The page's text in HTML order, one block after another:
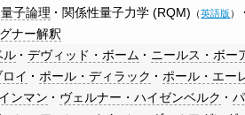
量子論理 関係性量子力学 (RQM) （英語版）
ナー解釈
ル デヴィッド・ボーム ニールス・ボー
イ ポール・ディラック ポール・エー
ンマン ヴェルナー・ハイゼンベルク